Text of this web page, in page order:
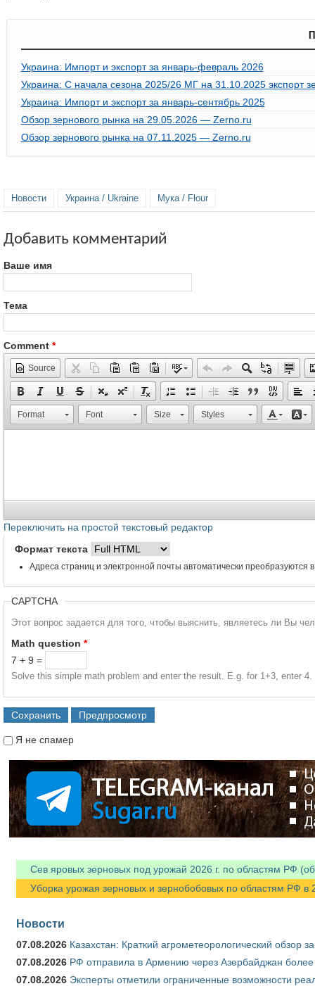
Украина: Импорт и экспорт за январь-февраль 2026
Украина: С начала сезона 2025/26 МГ на 31.10.2025 экспорт
Украина: Импорт и экспорт за январь-сентябрь 2025
Обзор зернового рынка на 29.05.2026 — Zerno.ru
Обзор зернового рынка на 07.11.2025 — Zerno.ru
Новости Украина / Ukraine Мука / Flour
Добавить комментарий
Ваше имя
Тема
Comment *
Source
Format Font Size Styles
Переключить на простой текстовый редактор
Формат текста
Адреса страниц и электронной почты автоматически преобразуются
CAPTCHA
Этот вопрос задается для того, чтобы выяснить, являетесь ли Вы
Math question *
7 + 9 =
Solve this simple math problem and enter the result. E.g. for 1+3, enter 4.
Я не спамер
Сев яровых зерновых под урожай 2026 г. по областям РФ
Уборка урожая зерновых и зернобобовых по областям РФ в
Новости
07.08.2026 Казахстан: Краткий агрометеорологический обзор
07.08.2026 РФ отправила в Армению через Азербайджан более
07.08.2026 Эксперты отметили ограниченные возможности